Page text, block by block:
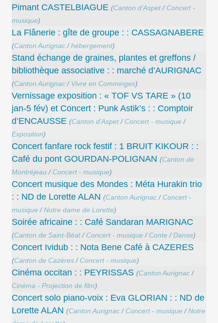
Pimant CASTELBIAGUE (Canton d’Aspet/ Concert -
musique)
La Flânerie : gîte de groupe : : CASSAGNABERE
(Canton Aurignac /hébergement)
Stand échange de graines, plantes et greffons /
bibliothèque associative : : marché d’AURIGNAC
(Canton Aurignac / Vivre en Comminges)
Vernissage exposition : « TOF VS TARE » (10
jan-5 fév) et Concert : Punk Astik’s : : Comptoir
d’ENCAUSSE (Canton d’Aspet/ Concert - musique /
Exposition)
Concert fanfare rock festif : 1 BRUIT KIKOUR : :
Café du pont GOURDAN-POLIGNAN (Canton de
Montréjeau / Concert - musique)
Concert musique des Mondes : Méta Hurakin trio
: : ND de Lorette ALAN (Canton Aurignac / Concert -
musique /Notre dame de Lorette)
Soirée africaine : : Café Sandaran MARIGNAC
(Canton de Saint-Béat/ Concert - musique / Conte /Danse)
Concert Ividub : : Nota Bene Café à CAZERES
(Canton de Cazères / Concert - musique)
Cinéma occitan : : PEYRISSAS (Canton Aurignac /
Cinéma - Projection de film)
Concert solo piano-voix : Eva GLORIAN : : ND de
Lorette ALAN (Canton Aurignac / Concert - musique /Notre